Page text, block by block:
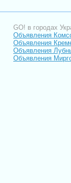
GO! в городах
Объявления
Объявления
Объявления
Объявления